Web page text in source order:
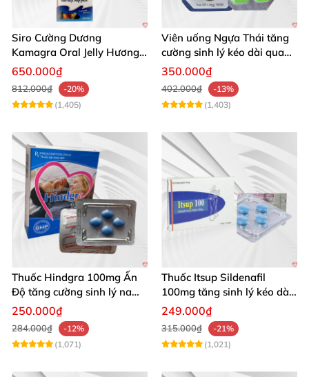
Siro Cường Dương
Kamagra Oral Jelly Hương
Trái Cây Một Hộp 7 Gói
650.000₫
812.000₫
-20%
(1,405)
Viên uống Ngựa Thái tăng
cường sinh lý kéo dài quan
hệ
350.000₫
402.000₫
-13%
(1,403)
Thuốc Hindgra 100mg Ấn
Độ tăng cường sinh lý nam
hindgra-100 chống xts
cương dương
250.000₫
284.000₫
-12%
(1,071)
Thuốc Itsup Sildenafil
100mg tăng sinh lý kéo dài
quan hệ nam giới
249.000₫
315.000₫
-21%
(1,021)